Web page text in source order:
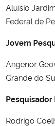
Aluísio
Federal de
Jovem
Angenor
Grande do
Rodrigo